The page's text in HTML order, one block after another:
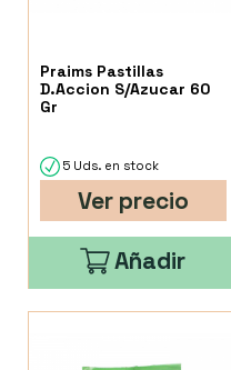
Praims Pastillas
D.Accion S/Azucar 60
Gr
5 Uds. en stock
Ver precio
Añadir